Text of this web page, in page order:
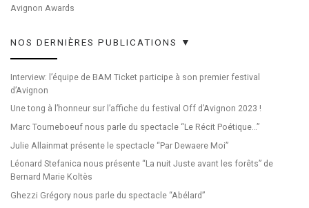
Avignon Awards
NOS DERNIÈRES PUBLICATIONS ▼
Interview: l’équipe de BAM Ticket participe à son premier festival
d’Avignon
Une tong à l’honneur sur l’affiche du festival Off d’Avignon 2023 !
Marc Tourneboeuf nous parle du spectacle “Le Récit Poétique…”
Julie Allainmat présente le spectacle “Par Dewaere Moi”
Léonard Stefanica nous présente “La nuit Juste avant les forêts” de
Bernard Marie Koltès
Ghezzi Grégory nous parle du spectacle “Abélard”